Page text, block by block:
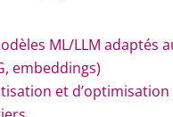
ML/LLM adaptés
embeddings)
et